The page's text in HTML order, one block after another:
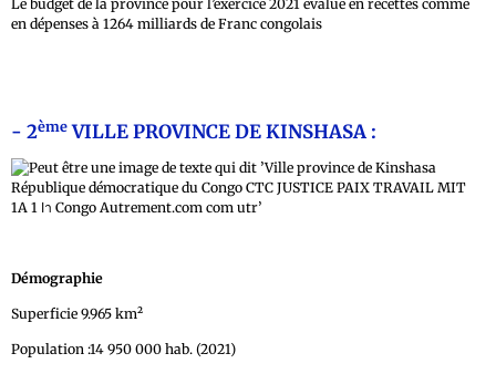
Le budget de la province pour l’exercice 2021 évalué en recettes comme
en dépenses à 1264 milliards de Franc congolais
- 2ème VILLE PROVINCE DE KINSHASA :
Démographie
Superficie 9.965 km²
Population :14 950 000 hab. (2021)